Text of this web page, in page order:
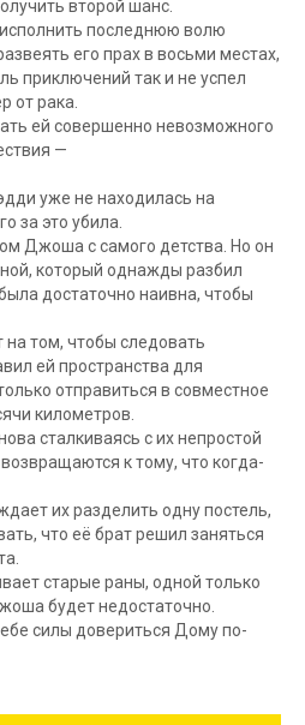
второй шанс.
последнюю волю
его прах в восьми местах,
приключений так и не успел
от рака.
ей совершенно невозможного
—
уже не находилась на
за это убила.
Джоша с самого детства. Но он
который однажды разбил
достаточно наивна, чтобы
том, чтобы следовать
ей пространства для
отправиться в совместное
километров.
сталкиваясь с их непростой
к тому, что когда-
их разделить одну постель,
что её брат решил заняться
старые раны, одной только
будет недостаточно.
силы довериться Дому по-